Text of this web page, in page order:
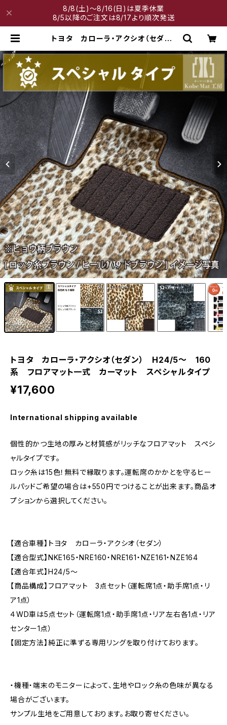
8/8(土)～8/16(日)は夏季休業
8/5以降のご注文は8/17より順次発送
トヨタ カローラ・アクシオ（セダン）
一式 カーマット スペシャルタイプ
1/10
トヨタ カローラ・アクシオ（セダン） H24/5〜 160
系 フロアマット一式 カーマット スペシャルタイプ
¥17,600
International shipping available
個性的かつ生地の厚みと材質感がリッチなフロアマット スペシ
ャルタイプです。
ロック糸は15色！無料で縁取ります。運転席のかかとを守るヒー
ルパッドご希望の場合は+550円でつけることが出来ます。商品オ
プションから選択してください。
【適合車種】トヨタ カローラ・アクシオ（セダン）
【適合型式】NKE165・NRE160・NRE161・NZE161・NZE164
【適合年式】H24/5〜
【商品構成】フロアマット 3点セット（運転席1点・助手席1点・リ
ア1点）
４WD車は5点セット（運転席1点・助手席1点・リア左右各1点・リア
センター1点）
【固定方法】純正に準ずる専用リングを取り付けております。
・機種・端末のモニターによって、生地やロック糸の色味が異なる
場合がございます。
サンプル生地をご用意しております。お取り寄せください。